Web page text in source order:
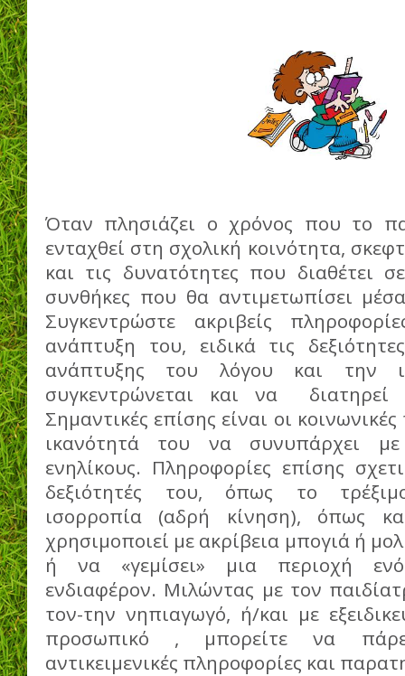
Όταν πλησιάζει ο χρόνος που το
ενταχθεί στη σχολική κοινότητα,
και τις δυνατότητες που διαθέτει
συνθήκες που θα αντιμετωπίσει
Συγκεντρώστε ακριβείς
ανάπτυξη του, ειδικά τις
ανάπτυξης του λόγου και την
συγκεντρώνεται και να
Σημαντικές επίσης είναι οι
ικανότητά του να συνυπάρχει
ενηλίκους. Πληροφορίες επίσης
δεξιότητές του, όπως το
ισορροπία (αδρή κίνηση), όπως
χρησιμοποιεί με ακρίβεια μπογιά ή
ή να «γεμίσει» μια περιοχή
ενδιαφέρον. Μιλώντας με τον
τον-την νηπιαγωγό, ή/και με
προσωπικό , μπορείτε να
αντικειμενικές πληροφορίες και